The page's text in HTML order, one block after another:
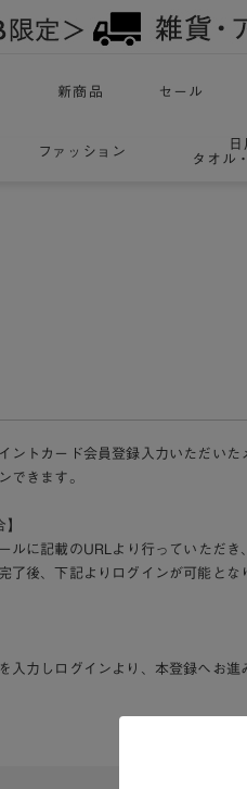
新商品 セール
ファッション
タオル
ントカード会員登録入力いただいた
できます。
ルに記載のURLより行っていただき
了後、下記よりログインが可能とな
入力しログインより、本登録へお進